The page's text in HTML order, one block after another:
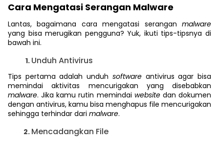
Cara Mengatasi Serangan Malware
Lantas, bagaimana cara mengatasi serangan malware
yang bisa merugikan pengguna? Yuk, ikuti tips-tipsnya di
bawah ini.
Unduh Antivirus
Tips pertama adalah unduh software antivirus agar bisa
memindai aktivitas mencurigakan yang disebabkan
malware. Jika kamu rutin memindai website dan dokumen
dengan antivirus, kamu bisa menghapus file mencurigakan
sehingga terhindar dari malware.
Mencadangkan File